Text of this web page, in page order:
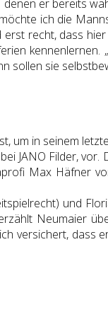
denen er bereits
ich die
recht, dass
sollen sie
um in seinem
JANO Filder,
Max Häfner
und
Neumaier
versichert,